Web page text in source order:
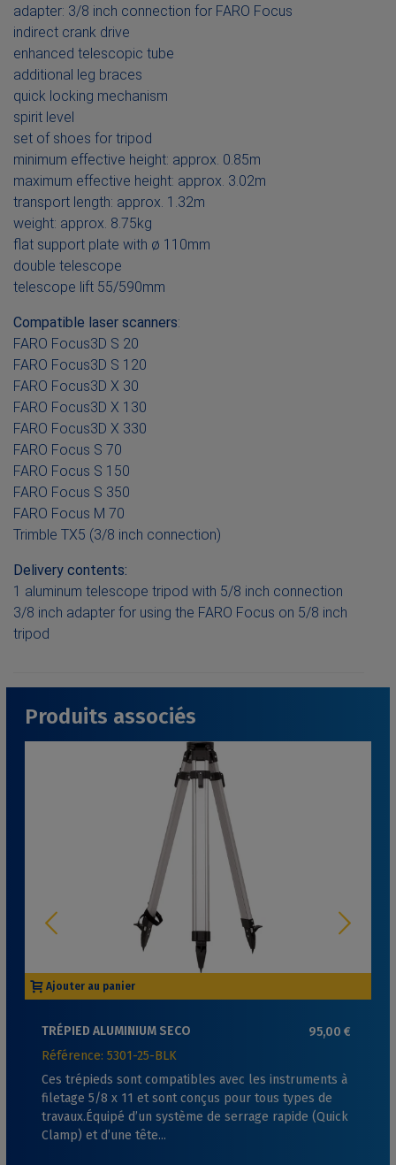
adapter: 3/8 inch connection for FARO Focus
indirect crank drive
enhanced telescopic tube
additional leg braces
quick locking mechanism
spirit level
set of shoes for tripod
minimum effective height: approx. 0.85m
maximum effective height: approx. 3.02m
transport length: approx. 1.32m
weight: approx. 8.75kg
flat support plate with ø 110mm
double telescope
telescope lift 55/590mm
Compatible laser scanners:
FARO Focus3D S 20
FARO Focus3D S 120
FARO Focus3D X 30
FARO Focus3D X 130
FARO Focus3D X 330
FARO Focus S 70
FARO Focus S 150
FARO Focus S 350
FARO Focus M 70
Trimble TX5 (3/8 inch connection)
Delivery contents:
1 aluminum telescope tripod with 5/8 inch connection
3/8 inch adapter for using the FARO Focus on 5/8 inch
tripod
Produits associés
Ajouter au panier
TRÉPIED ALUMINIUM SECO 95,00 €
Référence: 5301-25-BLK
Ces trépieds sont compatibles avec les instruments à
filetage 5/8 x 11 et sont conçus pour tous types de
travaux.Équipé d’un système de serrage rapide (Quick
Clamp) et d’une tête...